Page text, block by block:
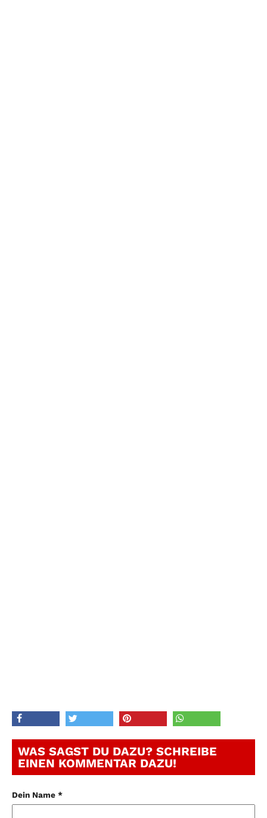
WAS SAGST DU DAZU? SCHREIBE
EINEN KOMMENTAR DAZU!
Dein Name *